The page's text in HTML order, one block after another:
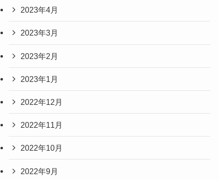
2023年4月
2023年3月
2023年2月
2023年1月
2022年12月
2022年11月
2022年10月
2022年9月